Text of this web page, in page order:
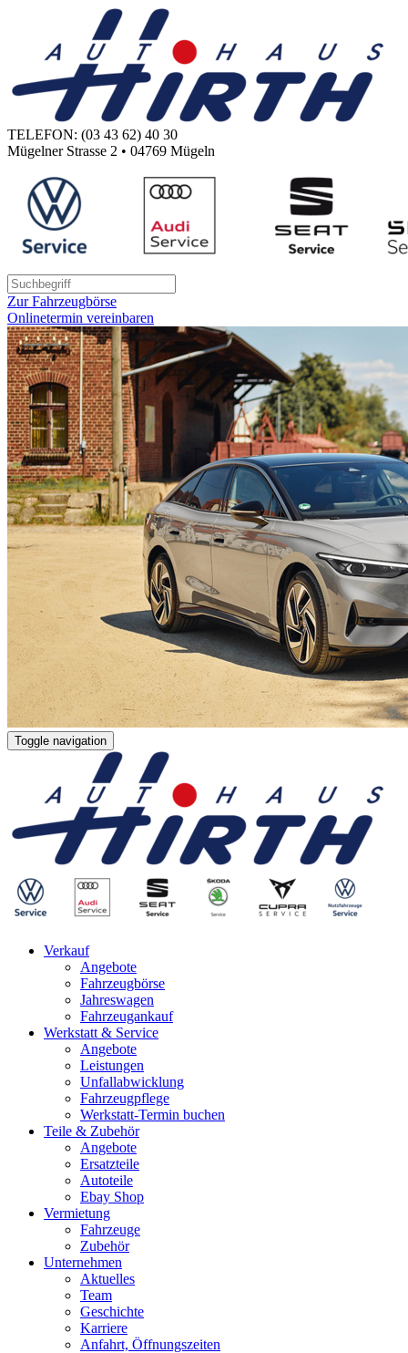
TELEFON: (03 43 62) 40 30
Mügelner Strasse 2 • 04769 Mügeln
Zur Fahrzeugbörse
Onlinetermin vereinbaren
Toggle navigation
Verkauf
Angebote
Fahrzeugbörse
Jahreswagen
Fahrzeugankauf
Werkstatt & Service
Angebote
Leistungen
Unfallabwicklung
Fahrzeugpflege
Werkstatt-Termin buchen
Teile & Zubehör
Angebote
Ersatzteile
Autoteile
Ebay Shop
Vermietung
Fahrzeuge
Zubehör
Unternehmen
Aktuelles
Team
Geschichte
Karriere
Anfahrt, Öffnungszeiten